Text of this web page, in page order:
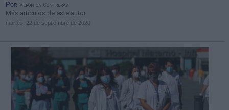
Por Verónica Contreras
Más artículos de este autor
martes, 22 de septiembre de 2020